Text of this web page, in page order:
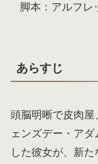
脚本：アルフレ
あらすじ
頭脳明晰で皮肉屋
ェンズデー・ア
した彼女が、新